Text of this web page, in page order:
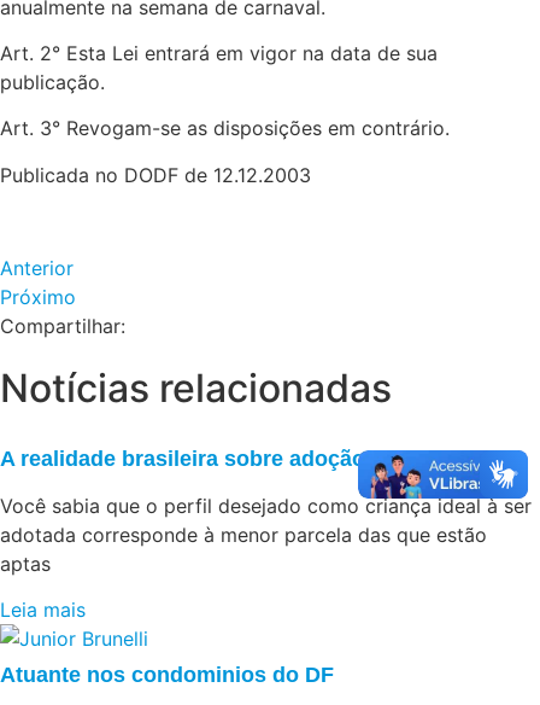
anualmente na semana de carnaval.
Art. 2° Esta Lei entrará em vigor na data de sua
publicação.
Art. 3° Revogam-se as disposições em contrário.
Publicada no DODF de 12.12.2003
Anterior
Próximo
Compartilhar:
Notícias relacionadas
A realidade brasileira sobre adoção
Você sabia que o perfil desejado como criança ideal à ser
adotada corresponde à menor parcela das que estão
aptas
Leia mais
Atuante nos condominios do DF